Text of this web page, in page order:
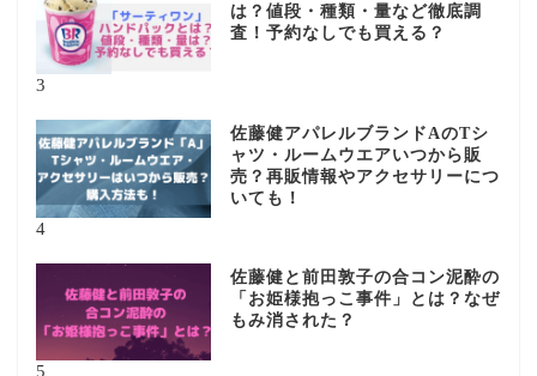
3
は？値段・種類・量など徹底調
査！予約なしでも買える？
4
佐藤健アパレルブランドAのTシ
ャツ・ルームウエアいつから販
売？再販情報やアクセサリーにつ
いても！
5
佐藤健と前田敦子の合コン泥酔の
「お姫様抱っこ事件」とは？なぜ
もみ消された？